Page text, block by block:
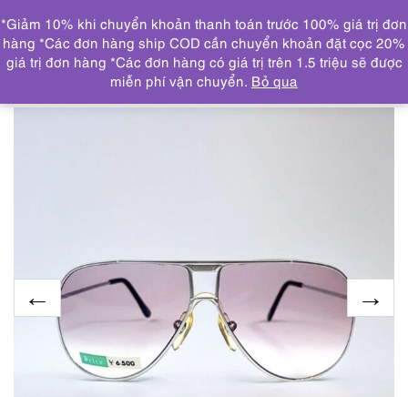
DANH MỤC
Trang chủ KÍNH MẮT
0664-Kính mát nam/nữ-Mới/Chưa
sử dụng-Japan aviator sunglasses
*Giảm 10% khi chuyển khoản thanh toán trước 100% giá trị đơn
hàng *Các đơn hàng ship COD cần chuyển khoản đặt cọc 20%
giá trị đơn hàng *Các đơn hàng có giá trị trên 1.5 triệu sẽ được
miễn phí vận chuyển. Bỏ qua